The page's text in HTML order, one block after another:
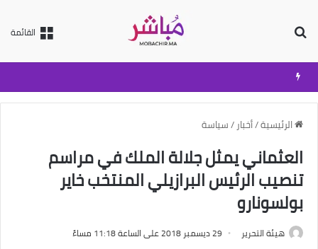
القائمة
الرئيسية/أخبار /سياسة
العثماني يمثل جلالة الملك في مراسم
تنصيب الرئيس البرازيلي المنتخب خاير
بولسونارو
هيئة التحرير 29 ديسمبر 2018 على الساعة 11:18 مساءً